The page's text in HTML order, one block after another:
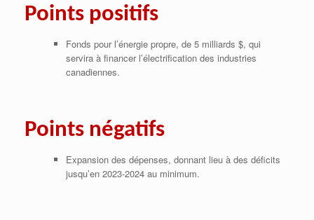
Points positifs
Fonds pour l’énergie propre, de 5 milliards $, qui
servira à financer l’électrification des industries
canadiennes.
Points négatifs
Expansion des dépenses, donnant lieu à des déficits
jusqu’en 2023-2024 au minimum.